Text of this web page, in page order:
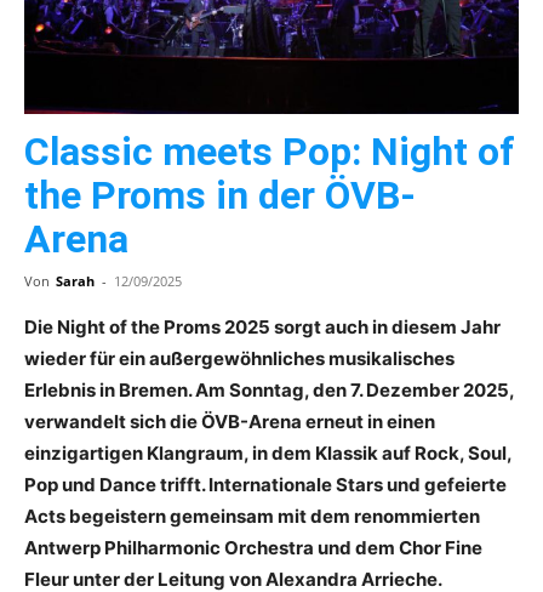
Classic meets Pop: Night of
the Proms in der ÖVB-
Arena
Von Sarah - 12/09/2025
Die Night of the Proms 2025 sorgt auch in diesem Jahr
wieder für ein außergewöhnliches musikalisches
Erlebnis in Bremen. Am Sonntag, den 7. Dezember 2025,
verwandelt sich die ÖVB-Arena erneut in einen
einzigartigen Klangraum, in dem Klassik auf Rock, Soul,
Pop und Dance trifft. Internationale Stars und gefeierte
Acts begeistern gemeinsam mit dem renommierten
Antwerp Philharmonic Orchestra und dem Chor Fine
Fleur unter der Leitung von Alexandra Arrieche.